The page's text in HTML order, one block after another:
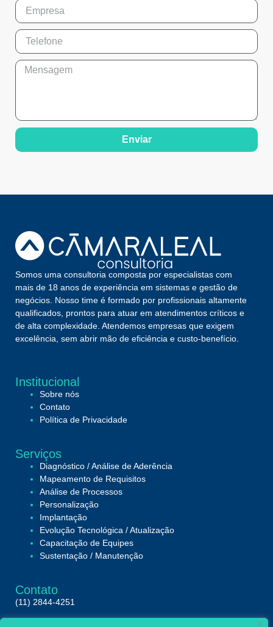
Enviar
Somos uma consultoria composta por especialistas com
mais de 18 anos de experiência em sistemas e gestão de
negócios. Nosso time é formado por profissionais altamente
qualificados, prontos para atuar em atendimentos críticos e
de alta complexidade. Atendemos empresas que exigem
excelência, sem abrir mão de eficiência e custo-benefício.
Institucional
Sobre nós
Contato
Política de Privacidade
Serviços
Diagnóstico / Análise de Aderência
Mapeamento de Requisitos
Análise de Processos
Personalização
Implantação
Evolução Tecnológica / Atualização
Capacitação de Equipes
Sustentação / Manutenção
Contato
(11) 2844-4251